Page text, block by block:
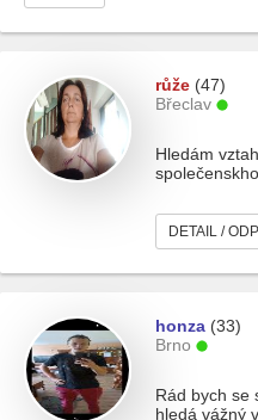
růže (47)
Břeclav
Hledám
společenskho
DETAIL /
honza (33)
Brno
Rád bych se
hledá vážný